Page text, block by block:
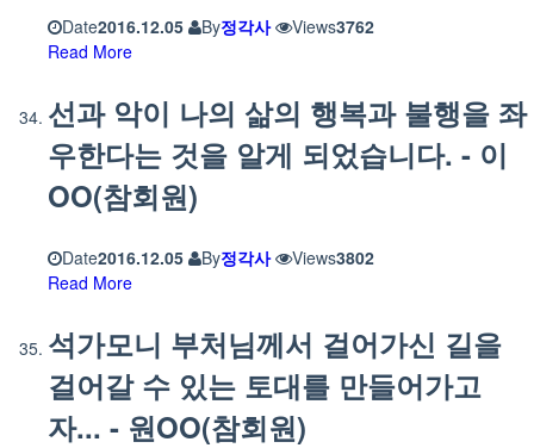
Date2016.12.05 By정각사 Views3762
Read More
선과 악이 나의 삶의 행복과 불행을 좌
우한다는 것을 알게 되었습니다. - 이
OO(참회원)
Date2016.12.05 By정각사 Views3802
Read More
석가모니 부처님께서 걸어가신 길을
걸어갈 수 있는 토대를 만들어가고
자... - 원OO(참회원)